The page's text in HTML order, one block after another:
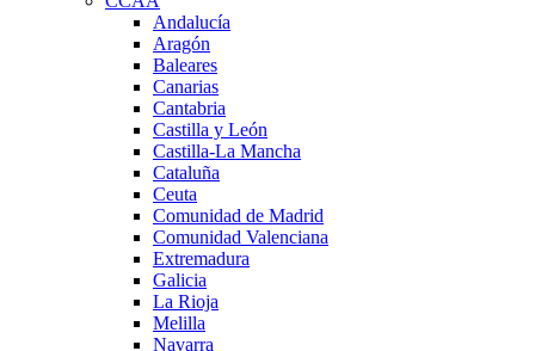
Andalucía
Aragón
Baleares
Canarias
Cantabria
Castilla y León
Castilla-La Mancha
Cataluña
Ceuta
Comunidad de Madrid
Comunidad Valenciana
Extremadura
Galicia
La Rioja
Melilla
Navarra